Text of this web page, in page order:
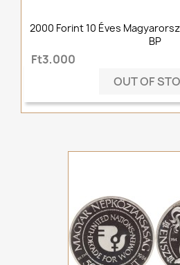
2000 Forint 10 Éves
BP
Ft3,000
OUT OF